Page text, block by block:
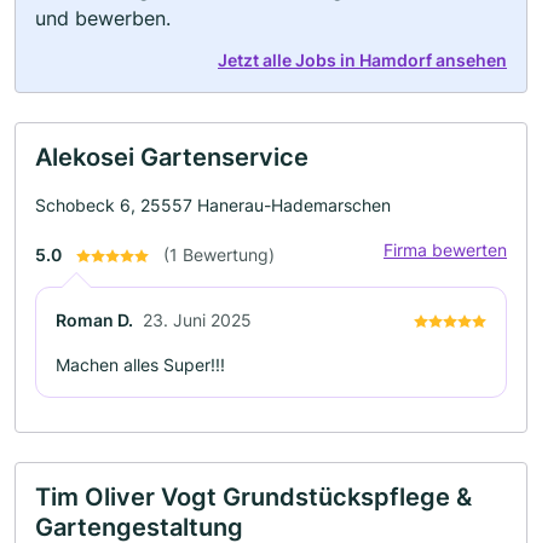
und bewerben.
Jetzt alle Jobs in Hamdorf ansehen
Alekosei Gartenservice
Schobeck 6, 25557 Hanerau-Hademarschen
5.0 (1 Bewertung) Firma bewerten
Roman D. 23. Juni 2025
Machen alles Super!!!
Tim Oliver Vogt Grundstückspflege &
Gartengestaltung